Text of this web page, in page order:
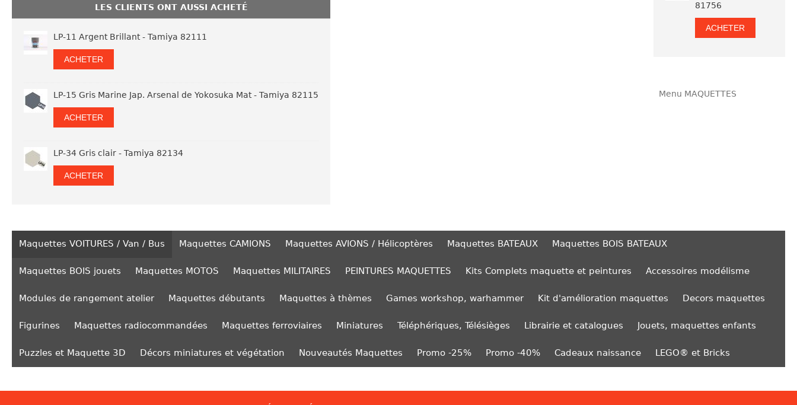
LES CLIENTS ONT AUSSI ACHETÉ
LP-11 Argent Brillant - Tamiya 82111
ACHETER
LP-15 Gris Marine Jap. Arsenal de Yokosuka Mat - Tamiya 82115
ACHETER
LP-34 Gris clair - Tamiya 82134
ACHETER
81756
ACHETER
Menu MAQUETTES
Maquettes VOITURES / Van / Bus Maquettes CAMIONS Maquettes AVIONS / Hélicoptères Maquettes BATEAUX Maquettes BOIS BATEAUX
Maquettes BOIS jouets Maquettes MOTOS Maquettes MILITAIRES PEINTURES MAQUETTES Kits Complets maquette et peintures Accessoires modélisme
Modules de rangement atelier Maquettes débutants Maquettes à thèmes Games workshop, warhammer Kit d'amélioration maquettes Decors maquettes
Figurines Maquettes radiocommandées Maquettes ferroviaires Miniatures Téléphériques, Télésièges Librairie et catalogues Jouets, maquettes enfants
Puzzles et Maquette 3D Décors miniatures et végétation Nouveautés Maquettes Promo -25% Promo -40% Cadeaux naissance LEGO® et Bricks